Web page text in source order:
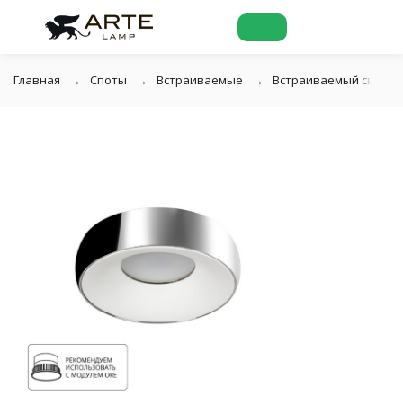
Главная Споты Встраиваемые Встраиваемый